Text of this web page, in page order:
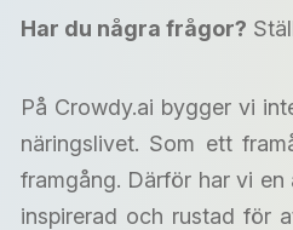
Har du några frågor?
På Crowdy.ai bygger vi
näringslivet. Som ett
framgång. Därför har vi
inspirerad och rustad för